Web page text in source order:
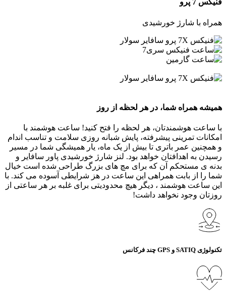
فنیکس 7 پرو
همراه با شارژ خورشیدی
همیشه همراه شما، در هر لحظه از روز
با ساعت هوشمندتان، هر لحظه را فتح کنید! ساعت هوشمند با
امکانات تمرینی پیشرفته، پایش شبانه روزی سلامت و تناسب اندام
و همچنین عمر باتری تا بیش از یک ماه، یار همیشگی شما در مسیر
رسیدن به اهدافتان خواهد بود. لنز شارژ خورشیدی پاور سافایر و
بدنه ی مستحکم آن که برای مچ های بزرگ طراحی شده است خیال
شما را از بابت همراهی این ساعت در هز شرایطی آسوده می کند. با
این ساعت هوشمند ، دیگر هیچ محدودیتی برای غلبه بر هر ساعتی از
روزتان وجود نخواهد داشت!
تکنولوژی SATIQ و GPS چند فرکانس